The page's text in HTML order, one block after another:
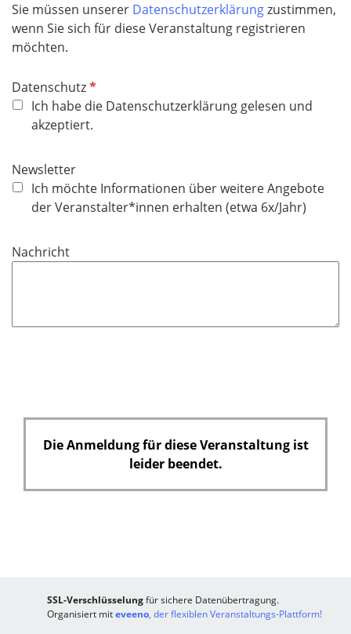
Sie müssen unserer Datenschutzerklärungzustimmen,
wenn Sie sich für diese Veranstaltung registrieren
möchten.
DatenschutzP
f
l
h
t
f
Ich habe die Datenschutzerklärung gelesen und
akzeptiert.
Newsletter
Ich möchte Informationen über weitere Angebote
der Veranstalter*innen erhalten (etwa 6x/Jahr)
Nachricht
Die Anmeldung für diese Veranstaltung ist
leider beendet.
SSL-Verschlüsselungfür sichere Datenübertragung.
Organisiert miteveeno, der flexiblen Veranstaltungs-Plattform!